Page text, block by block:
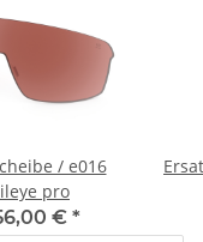
/ e016
pro
€ *